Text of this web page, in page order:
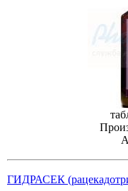
ГИДРАСЕК